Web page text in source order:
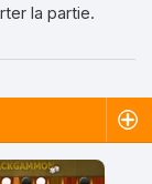
la partie.